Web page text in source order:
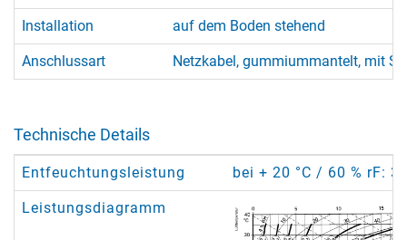
Installation auf dem Boden stehend
Anschlussart Netzkabel, gummiummantelt, mit
Technische Details
Entfeuchtungsleistung bei + 20 °C / 60 % rF:
Leistungsdiagramm